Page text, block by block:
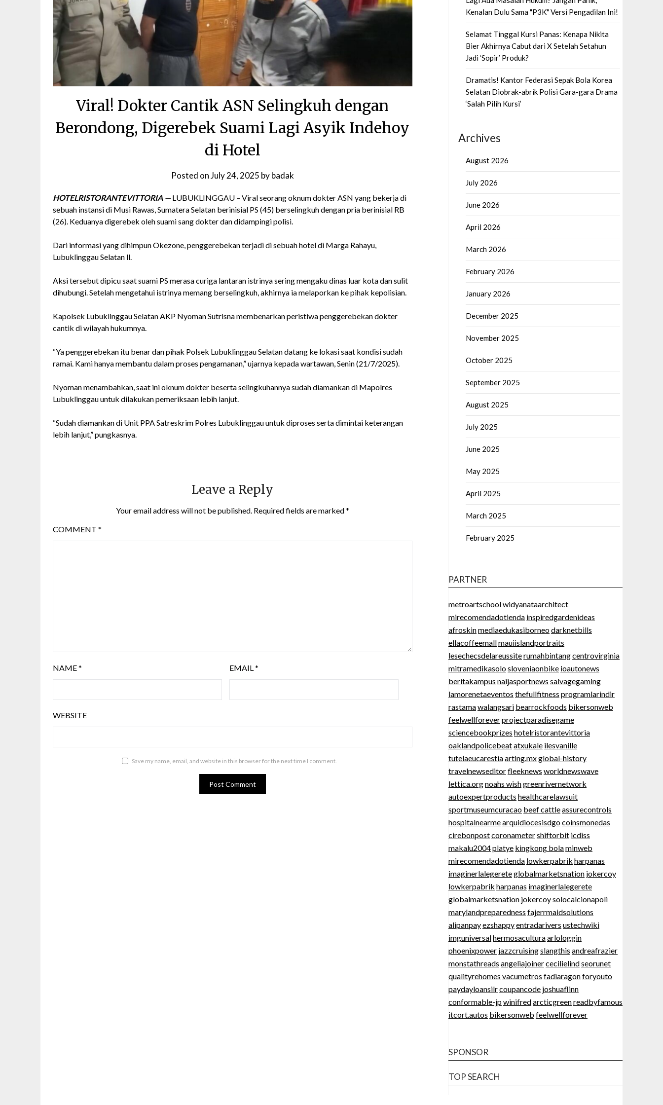
Viral! Dokter Cantik ASN Selingkuh dengan
Berondong, Digerebek Suami Lagi Asyik Indehoy
di Hotel
Posted onJuly 24, 2025 bybadak
HOTELRISTORANTEVITTORIA —LUBUKLINGGAU – Viral seorang oknum dokter ASN yang bekerja di
sebuah instansi di Musi Rawas, Sumatera Selatan berinisial PS (45) berselingkuh dengan pria berinisial RB
(26). Keduanya digerebek oleh suami sang dokter dan didampingi polisi.
Dari informasi yang dihimpun Okezone, penggerebekan terjadi di sebuah hotel di Marga Rahayu,
Lubuklinggau Selatan ll.
Aksi tersebut dipicu saat suami PS merasa curiga lantaran istrinya sering mengaku dinas luar kota dan sulit
dihubungi. Setelah mengetahui istrinya memang berselingkuh, akhirnya ia melaporkan ke pihak kepolisian.
Kapolsek Lubuklinggau Selatan AKP Nyoman Sutrisna membenarkan peristiwa penggerebekan dokter
cantik di wilayah hukumnya.
“Ya penggerebekan itu benar dan pihak Polsek Lubuklinggau Selatan datang ke lokasi saat kondisi sudah
ramai. Kami hanya membantu dalam proses pengamanan,” ujarnya kepada wartawan, Senin (21/7/2025).
Nyoman menambahkan, saat ini oknum dokter beserta selingkuhannya sudah diamankan di Mapolres
Lubuklinggau untuk dilakukan pemeriksaan lebih lanjut.
“Sudah diamankan di Unit PPA Satreskrim Polres Lubuklinggau untuk diproses serta dimintai keterangan
lebih lanjut,” pungkasnya.
Leave a Reply
Your email address will not be published. Required fields are marked*
COMMENT *
NAME* EMAIL*
WEBSITE
Save my name, email, and website in this browser for the next time I comment.
Kenalan Dulu Sama "P3K" Versi Pengadilan Ini!
Selamat Tinggal Kursi Panas: Kenapa Nikita
Bier Akhirnya Cabut dari X Setelah Setahun
Jadi ‘Sopir’ Produk?
Dramatis! Kantor Federasi Sepak Bola Korea
Selatan Diobrak-abrik Polisi Gara-gara Drama
‘Salah Pilih Kursi’
Archives
August 2026
July 2026
June 2026
April 2026
March 2026
February 2026
January 2026
December 2025
November 2025
October 2025
September 2025
August 2025
July 2025
June 2025
May 2025
April 2025
March 2025
February 2025
PARTNER
metroartschoolwidyanataarchitect
mirecomendadotienda inspiredgardenideas
afroskinmediaedukasiborneodarknetbills
ellacoffeemallmauiislandportraits
lesechecsdelareussiterumahbintangcentrovirginia
mitramedikasolosloveniaonbike ioautonews
beritakampus naijasportnews salvagegaming
lamorenetaeventos thefullfitness programlarindir
rastamawalangsari bearrockfoods bikersonweb
feelwellforeverprojectparadisegame
sciencebookprizes hotelristorantevittoria
oaklandpolicebeatatxukale ilesvanille
tutelaeucarestiaarting.mxglobal-history
travelnewseditorfleeknews worldnewswave
lettica.orgnoahs wishgreenrivernetwork
autoexpertproducts healthcarelawsuit
sportmuseumcuracao beef cattleassurecontrols
hospitalnearmearquidiocesisdgocoinsmonedas
cirebonpostcoronametershiftorbit icdiss
makalu2004platye kingkong bolaminweb
mirecomendadotienda lowkerpabrik harpanas
imaginerlalegereteglobalmarketsnation jokercoy
lowkerpabrik harpanas imaginerlalegerete
globalmarketsnation jokercoysolocalcionapoli
marylandpreparedness fajerrmaidsolutions
alipanpayezshappyentradarivers ustechwiki
imguniversalhermosaculturaarlologgin
phoenixpower jazzcruisingslangthis andreafrazier
monstathreads angeliajoinercecilielindseorunet
qualityrehomes vacumetros fadiaragonforyouto
paydayloansilrcoupancode joshuaflinn
conformable-jpwinifredarcticgreenreadbyfamous
itcort.autos bikersonweb feelwellforever
SPONSOR
TOP SEARCH